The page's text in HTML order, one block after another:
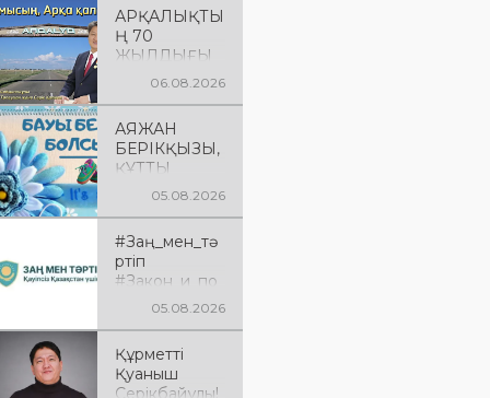
АРҚАЛЫҚТЫ
Ң 70
ЖЫЛДЫҒЫ
ҚҰТТЫ06.08.2026
АЯЖАН
БЕРІКҚЫЗЫ,
ҚҰТТЫ
БОЛСЫН!
05.08.2026
#Заң_мен_тә
ртіп
#Закон_и_по
рядок05.08.2026
Құрметті
Қуаныш
Серікбайұлы!